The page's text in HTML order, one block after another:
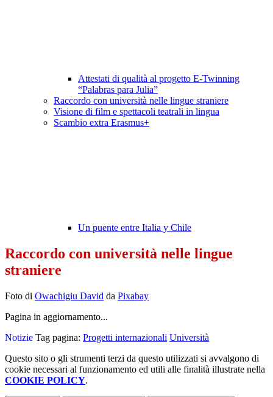
Attestati di qualità al progetto E-Twinning
“Palabras para Julia”
Raccordo con università nelle lingue straniere
Visione di film e spettacoli teatrali in lingua
Scambio extra Erasmus+
Un puente entre Italia y Chile
Raccordo con università nelle lingue
straniere
Foto di Owachigiu David da Pixabay
Pagina in aggiornamento...
Notizie Tag pagina: Progetti internazionali Università
Questo sito o gli strumenti terzi da questo utilizzati si avvalgono di
cookie necessari al funzionamento ed utili alle finalità illustrate nella
COOKIE POLICY.